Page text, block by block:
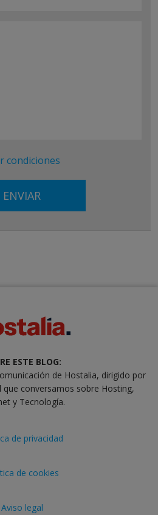
condiciones
ESTE BLOG:
de Hostalia, dirigido por
que conversamos sobre Hosting,
y Tecnología.
de privacidad
de cookies
Aviso legal